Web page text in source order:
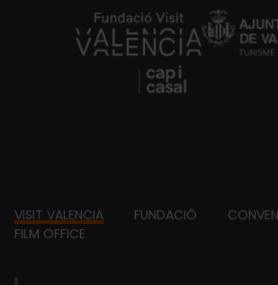
https://
Footer
VISIT VALENCIA FUNDACIÓ
FILM OFFICE